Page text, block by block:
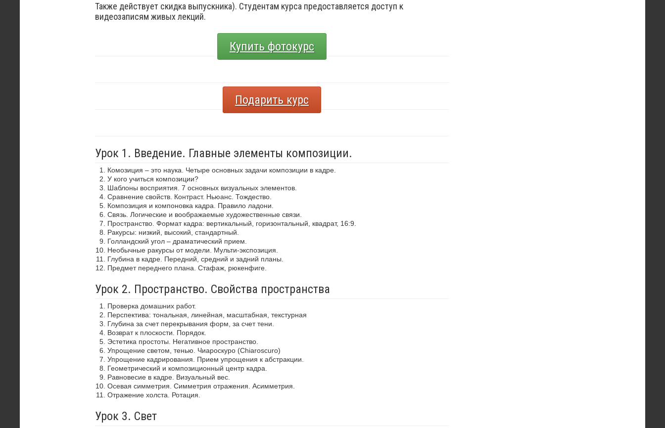
Также действует скидка выпускника). Студентам курса предоставляется доступ к
видеозаписям живых лекций.
Купить фотокурс
Подарить курс
Урок 1. Введение. Главные элементы композиции.
Комозиция – это наука. Четыре основных задачи композиции в кадре.
У кого учиться композиции?
Шаблоны восприятия. 7 основных визуальных элементов.
Сравнение свойств. Контраст. Ньюанс. Тождество.
Композиция и компоновка кадра. Правило ладони.
Связь. Логические и воображаемые художественные связи.
Пространство. Формат кадра: вертикальный, горизонтальный, квадрат, 16:9.
Ракурсы: низкий, высокий, стандартный.
Голландский угол – драматический прием.
Необычные ракурсы от модели. Мульти-экспозиция.
Глубина в кадре. Передний, средний и задний планы.
Предмет переднего плана. Стафаж, рюкенфиге.
Урок 2. Пространство. Свойства пространства
Проверка домашних работ.
Перспектива: тональная, линейная, масштабная, текстурная
Глубина за счет перекрывания форм, за счет тени.
Возврат к плоскости. Порядок.
Эстетика простоты. Негативное пространство.
Упрощение светом, тенью. Чиароскуро (Chiaroscuro)
Упрощение кадрирования. Прием упрощения к абстракции.
Геометрический и композиционный центр кадра.
Равновесие в кадре. Визуальный вес.
Осевая симметрия. Симметрия отражения. Асимметрия.
Отражение холста. Ротация.
Урок 3. Свет